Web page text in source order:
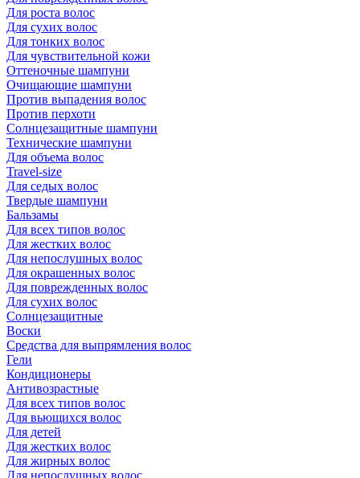
Для роста волос
Для сухих волос
Для тонких волос
Для чувствительной кожи
Оттеночные шампуни
Очищающие шампуни
Против выпадения волос
Против перхоти
Солнцезащитные шампуни
Технические шампуни
Для объема волос
Travel-size
Для седых волос
Твердые шампуни
Бальзамы
Для всех типов волос
Для жестких волос
Для непослушных волос
Для окрашенных волос
Для поврежденных волос
Для сухих волос
Солнцезащитные
Воски
Средства для выпрямления волос
Гели
Кондиционеры
Антивозрастные
Для всех типов волос
Для вьющихся волос
Для детей
Для жестких волос
Для жирных волос
Для непослушных волос